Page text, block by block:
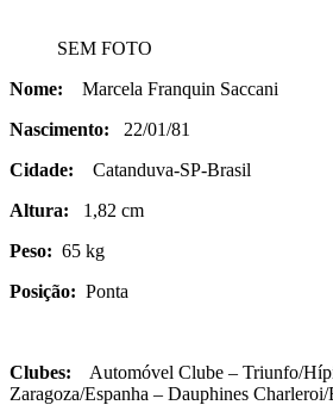
SEM FOTO
Nome: Marcela Franquin Saccani
Nascimento: 22/01/81
Cidade: Catanduva-SP-Brasil
Altura: 1,82 cm
Peso: 65 kg
Posição: Ponta
Clubes: Automóvel Clube – Triunfo/
Zaragoza/Espanha – Dauphines